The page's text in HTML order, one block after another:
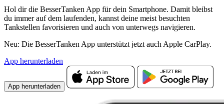
Hol dir die BesserTanken App für dein Smartphone. Damit bleibst
du immer auf dem laufenden, kannst deine meist besuchten
Tankstellen favorisieren und auch von unterwegs navigieren.
Neu: Die BesserTanken App unterstützt jetzt auch Apple CarPlay.
App herunterladen
App herunterladen